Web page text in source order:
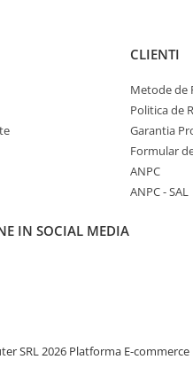
CLIENTI
Metode de
Politica de
Garantia
Formular
ANPC
ANPC - SAL
IN SOCIAL MEDIA
SRL 2026 Platforma E-commerce